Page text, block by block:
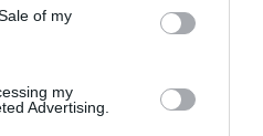
of my
my
Advertising.
φορά, η μείωση είναι
οφείλεται τόσο στην
στηναπουσία χιονιού